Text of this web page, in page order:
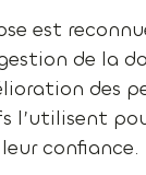
est
de la
des
l’utilisent
confiance.